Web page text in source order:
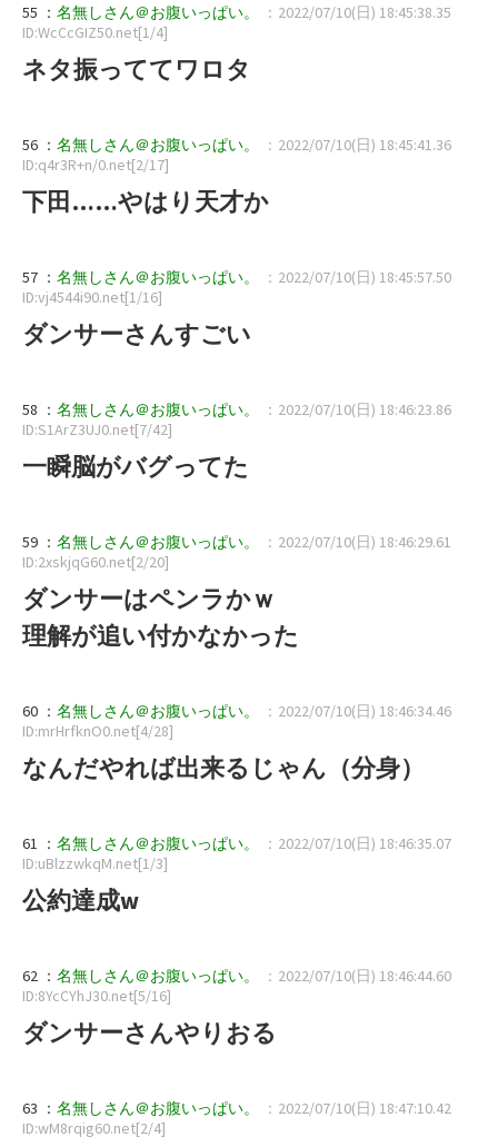
55 ： 名無しさん＠お腹いっぱい。
：2022/07/10(日) 18:45:38.35
ID:WcCcGIZ50.net[1/4]
ネタ振っててワロタ
56 ： 名無しさん＠お腹いっぱい。
：2022/07/10(日) 18:45:41.36
ID:q4r3R+n/0.net[2/17]
下田……やはり天才か
57 ： 名無しさん＠お腹いっぱい。
：2022/07/10(日) 18:45:57.50
ID:vj4544i90.net[1/16]
ダンサーさんすごい
58 ： 名無しさん＠お腹いっぱい。
：2022/07/10(日) 18:46:23.86
ID:S1ArZ3UJ0.net[7/42]
一瞬脳がバグってた
59 ： 名無しさん＠お腹いっぱい。
：2022/07/10(日) 18:46:29.61
ID:2xskjqG60.net[2/20]
ダンサーはペンラかｗ
理解が追い付かなかった
60 ： 名無しさん＠お腹いっぱい。
：2022/07/10(日) 18:46:34.46
ID:mrHrfknO0.net[4/28]
なんだやれば出来るじゃん（分身）
61 ： 名無しさん＠お腹いっぱい。
：2022/07/10(日) 18:46:35.07
ID:uBlzzwkqM.net[1/3]
公約達成w
62 ： 名無しさん＠お腹いっぱい。
：2022/07/10(日) 18:46:44.60
ID:8YcCYhJ30.net[5/16]
ダンサーさんやりおる
63 ： 名無しさん＠お腹いっぱい。
：2022/07/10(日) 18:47:10.42
ID:wM8rqig60.net[2/4]